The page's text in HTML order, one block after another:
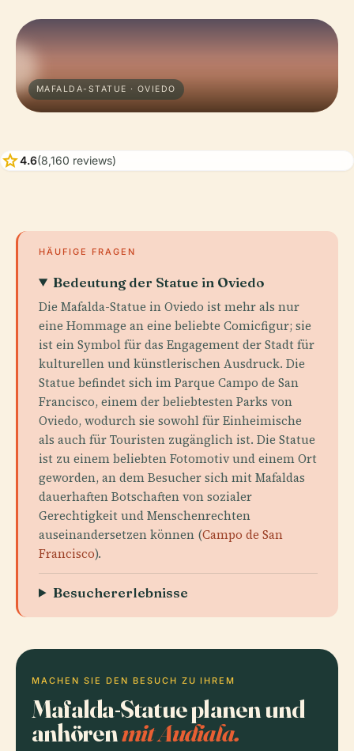
MAFALDA-STATUE · OVIEDO
star4.6(8,160 reviews)
HÄUFIGE FRAGEN
Bedeutung der Statue in Oviedo
Die Mafalda-Statue in Oviedo ist mehr als nur
eine Hommage an eine beliebte Comicfigur; sie
ist ein Symbol für das Engagement der Stadt für
kulturellen und künstlerischen Ausdruck. Die
Statue befindet sich im Parque Campo de San
Francisco, einem der beliebtesten Parks von
Oviedo, wodurch sie sowohl für Einheimische
als auch für Touristen zugänglich ist. Die Statue
ist zu einem beliebten Fotomotiv und einem Ort
geworden, an dem Besucher sich mit Mafaldas
dauerhaften Botschaften von sozialer
Gerechtigkeit und Menschenrechten
auseinandersetzen können (Campo de San
Francisco).
Besuchererlebnisse
MACHEN SIE DEN BESUCH ZU IHREM
Mafalda-Statue planen und
anhörenmit Audiala.